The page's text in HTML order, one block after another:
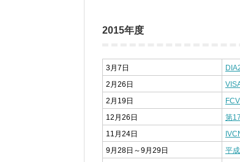
2015年度
3月7日
2月26日
2月19日
12月26日
第
11月24日
9月28日～9月29日
平